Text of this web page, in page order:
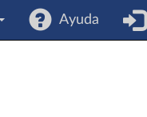
Ayuda